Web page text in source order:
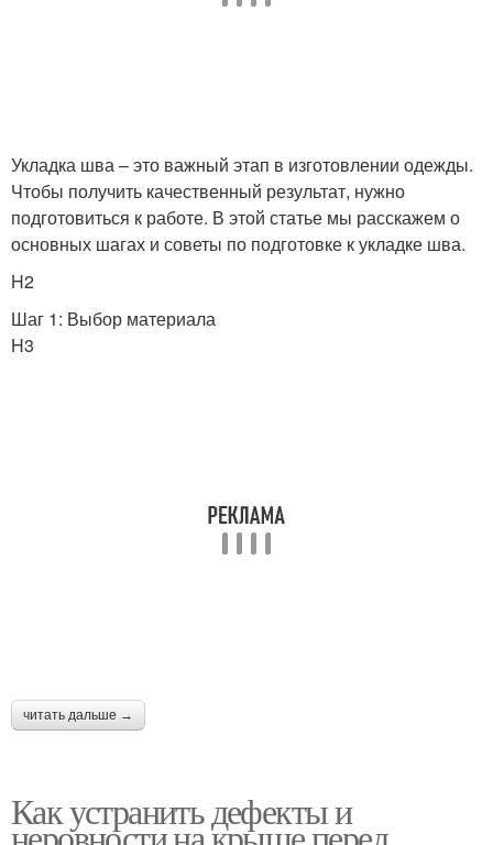
Укладка шва – это важный этап в изготовлении одежды.
Чтобы получить качественный результат, нужно
подготовиться к работе. В этой статье мы расскажем о
основных шагах и советы по подготовке к укладке шва.
H2
Шаг 1: Выбор материала
H3
читать дальше →
Как устранить дефекты и